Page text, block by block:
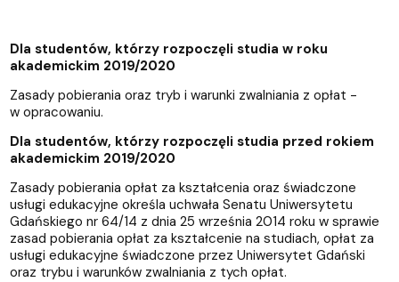
Dla studentów, którzy rozpoczęli studia w roku
akademickim 2019/2020
Zasady pobierania oraz tryb i warunki zwalniania z opłat -
w opracowaniu.
Dla studentów, którzy rozpoczęli studia przed rokiem
akademickim 2019/2020
Zasady pobierania opłat za kształcenia oraz świadczone
usługi edukacyjne określa uchwała Senatu Uniwersytetu
Gdańskiego nr 64/14 z dnia 25 września 2014 roku w sprawie
zasad pobierania opłat za kształcenie na studiach, opłat za
usługi edukacyjne świadczone przez Uniwersytet Gdański
oraz trybu i warunków zwalniania z tych opłat.